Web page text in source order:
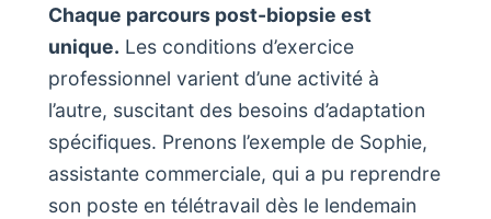
Chaque parcours post-biopsie est
unique. Les conditions d’exercice
professionnel varient d’une activité à
l’autre, suscitant des besoins d’adaptation
spécifiques. Prenons l’exemple de Sophie,
assistante commerciale, qui a pu reprendre
son poste en télétravail dès le lendemain